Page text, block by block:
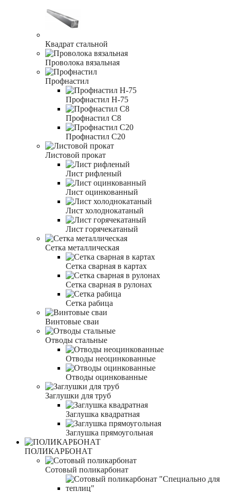
Квадрат стальной
Проволока вязальная
Профнастил
Профнастил Н-75
Профнастил С8
Профнастил С20
Листовой прокат
Лист рифленый
Лист оцинкованный
Лист холоднокатаный
Лист горячекатаный
Сетка металлическая
Сетка сварная в картах
Сетка сварная в рулонах
Сетка рабица
Винтовые сваи
Отводы стальные
Отводы неоцинкованные
Отводы оцинкованные
Заглушки для труб
Заглушка квадратная
Заглушка прямоугольная
ПОЛИКАРБОНАТ
Сотовый поликарбонат